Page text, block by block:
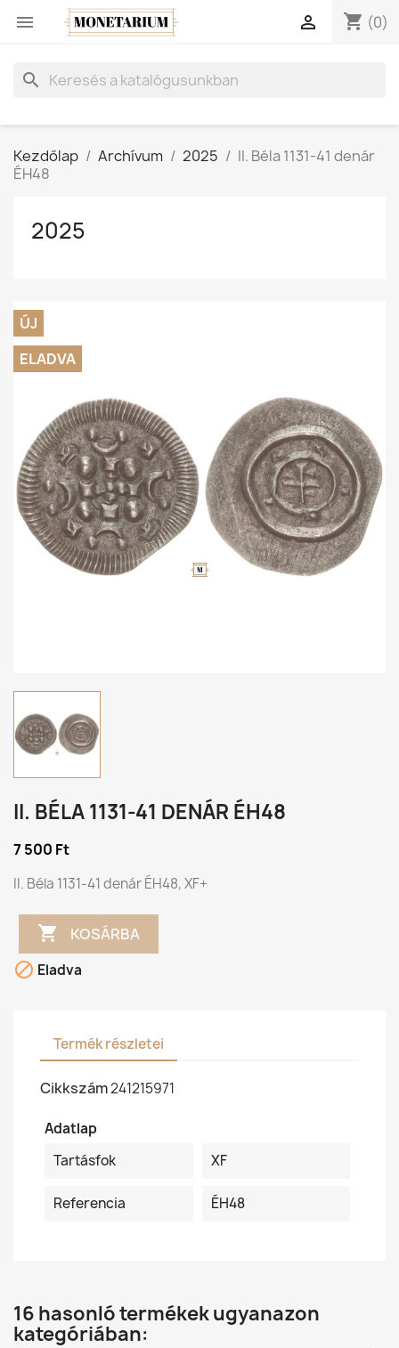
 shopping_cart (0)

search
Kezdőlap Archívum 2025
II. Béla 1131-41 denár
ÉH48
2025
ÚJ
ELADVA
II. BÉLA 1131-41 DENÁR ÉH48
7 500 Ft
II. Béla 1131-41 denár ÉH48, XF+
 KOSÁRBA
 Eladva
Termék részletei
Cikkszám241215971
Adatlap
Tartásfok
XF
Referencia ÉH48
16 hasonló termékek ugyanazon
kategóriában: